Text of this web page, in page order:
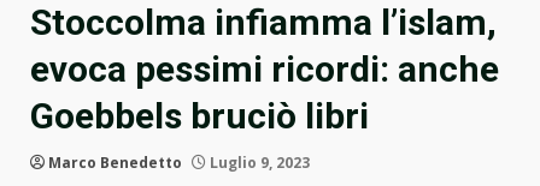
Stoccolma infiamma l’islam,
evoca pessimi ricordi: anche
Goebbels bruciò libri
Marco Benedetto Luglio 9, 2023